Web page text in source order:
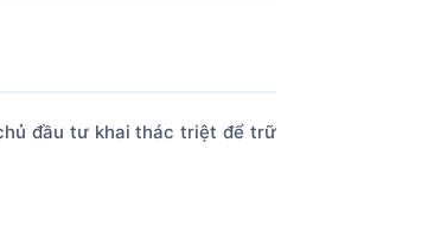
đầu tư khai thác triệt để trữ